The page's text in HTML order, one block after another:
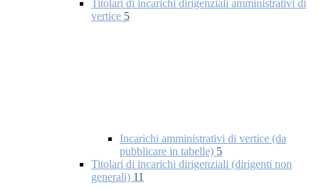
Titolari di incarichi dirigenziali amministrativi di
vertice 5
Incarichi amministrativi di vertice (da
pubblicare in tabelle) 5
Titolari di incarichi dirigenziali (dirigenti non
generali) 11